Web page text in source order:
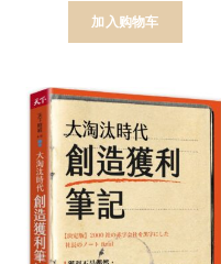
加入购物车